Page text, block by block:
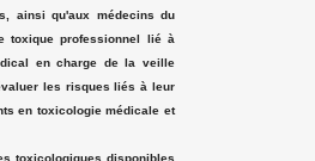
ainsi qu'aux médecins du
toxique professionnel lié à
en charge de la veille
les risques liés à leur
en toxicologie médicale et
toxicologiques disponibles